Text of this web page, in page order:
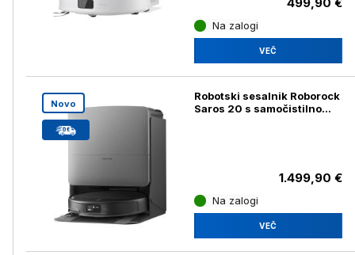
499,90 €
Na zalogi
VEČ
Novo
Robotski sesalnik Roborock
Saros 20 s samočistilno
1.499,90 €
Na zalogi
VEČ